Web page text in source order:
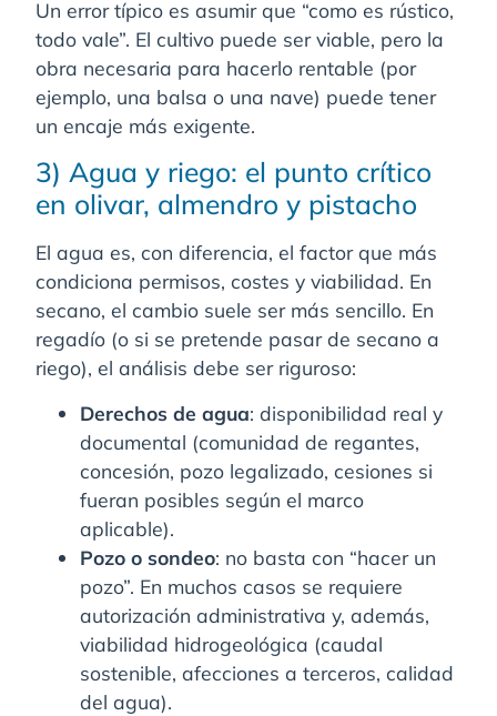
Un error típico es asumir que “como es rústico,
todo vale”. El cultivo puede ser viable, pero la
obra necesaria para hacerlo rentable (por
ejemplo, una balsa o una nave) puede tener
un encaje más exigente.
3) Agua y riego: el punto crítico
en olivar, almendro y pistacho
El agua es, con diferencia, el factor que más
condiciona permisos, costes y viabilidad. En
secano, el cambio suele ser más sencillo. En
regadío (o si se pretende pasar de secano a
riego), el análisis debe ser riguroso:
Derechos de agua: disponibilidad real y
documental (comunidad de regantes,
concesión, pozo legalizado, cesiones si
fueran posibles según el marco
aplicable).
Pozo o sondeo: no basta con “hacer un
pozo”. En muchos casos se requiere
autorización administrativa y, además,
viabilidad hidrogeológica (caudal
sostenible, afecciones a terceros, calidad
del agua).